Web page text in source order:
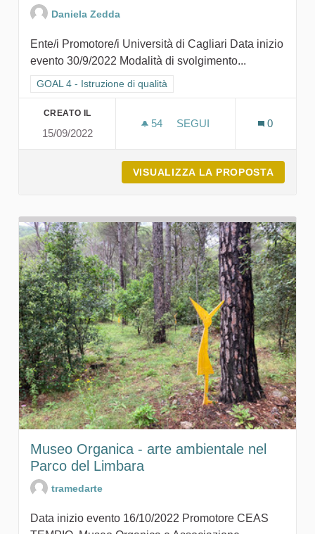
Daniela Zedda
Ente/i Promotore/i Università di Cagliari Data inizio
evento 30/9/2022 Modalità di svolgimento...
Filtra i risultati per categoria: GOAL 4 - Istruzione di qualità
GOAL 4 - Istruzione di qualità
CREATO IL
15/09/2022
54 54 SOSTENITORI
SEGUI
0
VISUALIZZA LA PROPOSTA
Museo Organica - arte ambientale nel
Parco del Limbara
tramedarte
Data inizio evento 16/10/2022 Promotore CEAS